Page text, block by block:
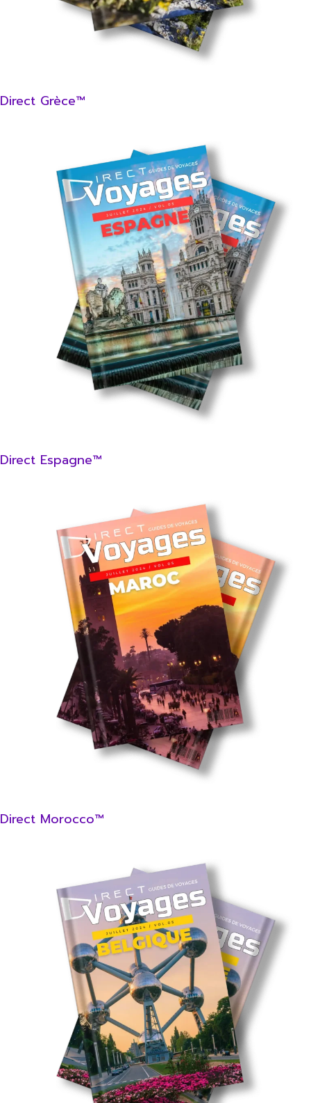
Direct Grèce™
Direct Espagne™
Direct Morocco™